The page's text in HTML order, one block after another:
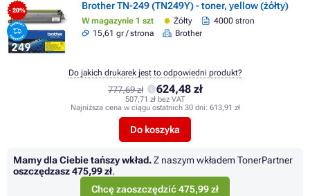
- 20% Brother TN-249 (TN249Y) - toner, yellow (żółty)
W magazynie 1 szt Żółty
4000 stron
15,61 gr / strona
Brother
777,69 zł 624,48 zł
507,71 zł bez VAT
Najniższa cena w ciągu ostatnich 30 dni: 613,91 zł
Do koszyka
Do jakich drukarek jest to odpowiedni produkt?
Mamy dla Ciebie tańszy wkład.Z naszym wkładem TonerPartner
oszczędzasz475,99 zł.
Chcę zaoszczędzić 475,99 zł